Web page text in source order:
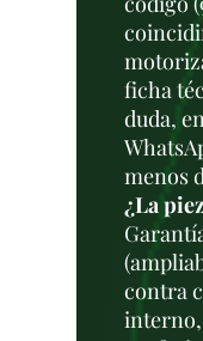
ficha
duda,
menos
¿La
contra